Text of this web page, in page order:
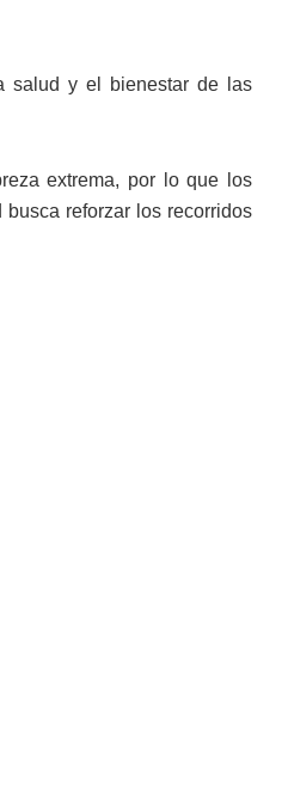
salud y el bienestar de las
extrema, por lo que los
reforzar los recorridos